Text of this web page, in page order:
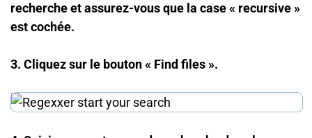
recherche et assurez-vous que la case « recursive »
est cochée.
3. Cliquez sur le bouton « Find files ».